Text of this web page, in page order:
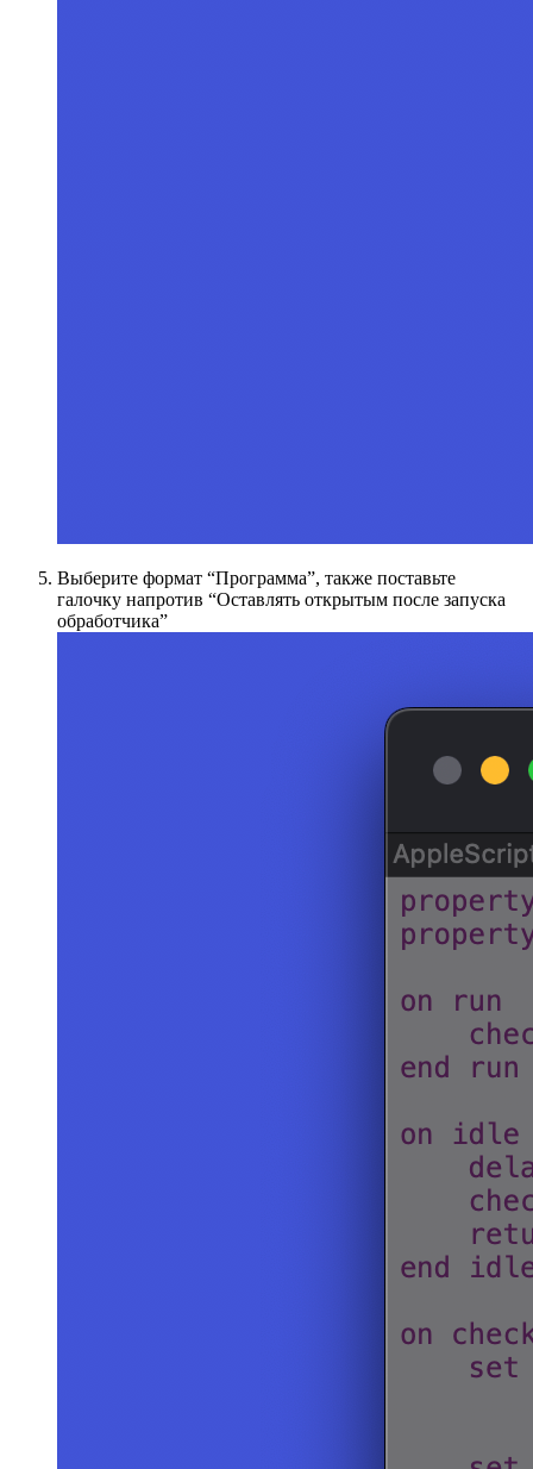
Выберите формат “Программа”, также поставьте
галочку напротив “Оставлять открытым после запуска
обработчика”